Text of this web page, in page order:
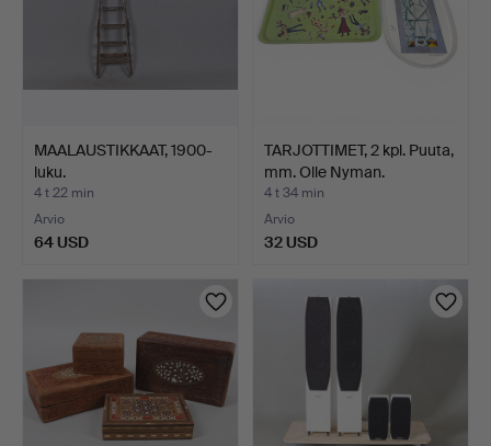
MAALAUSTIKKAAT, 1900-
luku.
4 t 22 min
Arvio
64 USD
TARJOTTIMET, 2 kpl. Puuta,
mm. Olle Nyman.
4 t 34 min
Arvio
32 USD